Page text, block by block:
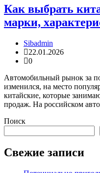
Как выбрать
марки,
Sibadmin
22.01.2026
0
Автомобильный рынок за
изменился, на место
китайские, которые
продаж. На российском
Поиск
Свежие записи